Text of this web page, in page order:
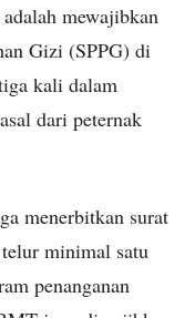
mewajibkan
Gizi (SPPG) di
kali dalam
dari peternak
menerbitkan surat
minimal satu
penanganan